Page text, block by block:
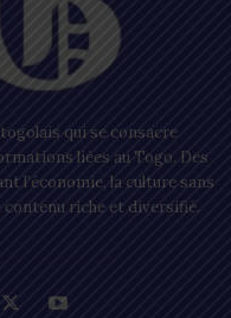
qui se consacre
liées au Togo. Des
l’économie, la culture sans
riche et diversifié.